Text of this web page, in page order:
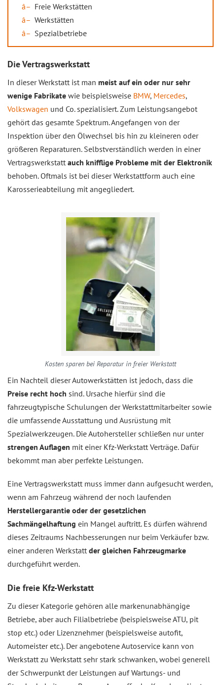
Freie Werkstätten
Werkstätten
Spezialbetriebe
Die Vertragswerkstatt
In dieser Werkstatt ist man meist auf ein oder nur sehr
wenige Fabrikate wie beispielsweise BMW, Mercedes,
Volkswagen und Co. spezialisiert. Zum Leistungsangebot
gehört das gesamte Spektrum. Angefangen von der
Inspektion über den Ölwechsel bis hin zu kleineren oder
größeren Reparaturen. Selbstverständlich werden in einer
Vertragswerkstatt auch knifflige Probleme mit der Elektronik
behoben. Oftmals ist bei dieser Werkstattform auch eine
Karosserieabteilung mit angegliedert.
Kosten sparen bei Reparatur in freier Werkstatt
Ein Nachteil dieser Autowerkstätten ist jedoch, dass die
Preise recht hoch sind. Ursache hierfür sind die
fahrzeugtypische Schulungen der Werkstattmitarbeiter sowie
die umfassende Ausstattung und Ausrüstung mit
Spezialwerkzeugen. Die Autohersteller schließen nur unter
strengen Auflagen mit einer Kfz-Werkstatt Verträge. Dafür
bekommt man aber perfekte Leistungen.
Eine Vertragswerkstatt muss immer dann aufgesucht werden,
wenn am Fahrzeug während der noch laufenden
Herstellergarantie oder der gesetzlichen
Sachmängelhaftung ein Mangel auftritt. Es dürfen während
dieses Zeitraums Nachbesserungen nur beim Verkäufer bzw.
einer anderen Werkstatt der gleichen Fahrzeugmarke
durchgeführt werden.
Die freie Kfz-Werkstatt
Zu dieser Kategorie gehören alle markenunabhängige
Betriebe, aber auch Filialbetriebe (beispielsweise ATU, pit
stop etc.) oder Lizenznehmer (beispielsweise autofit,
Automeister etc.). Der angebotene Autoservice kann von
Werkstatt zu Werkstatt sehr stark schwanken, wobei generell
der Schwerpunkt der Leistungen auf Wartungs- und